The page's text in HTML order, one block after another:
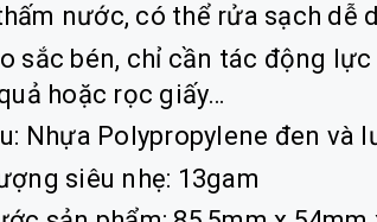
nước, có thể rửa sạch dễ
sắc bén, chỉ cần tác động
hoặc rọc giấy…
Nhựa Polypropylene đen và
siêu nhẹ: 13gam